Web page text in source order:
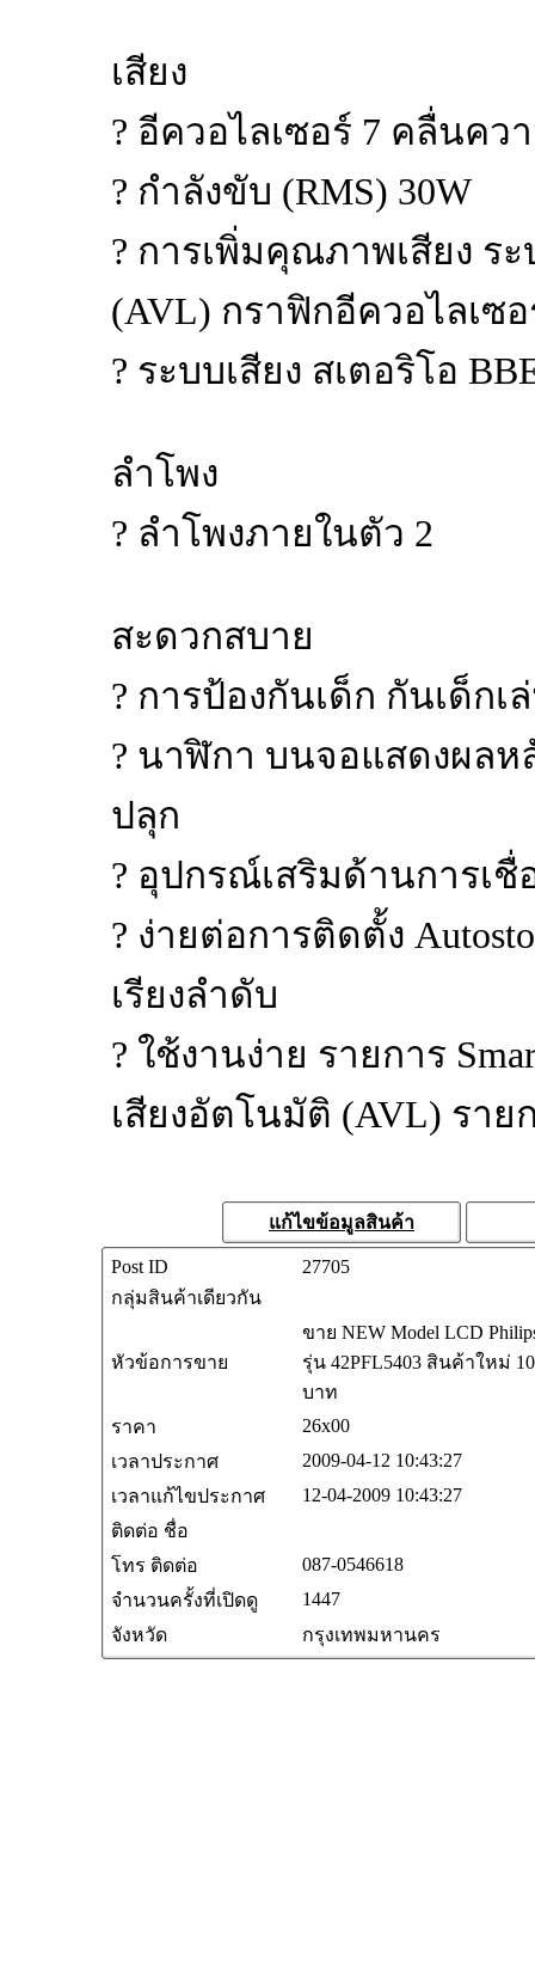
เสียง
? อีควอไลเซอร์ 7 คลื่นคว
? กำลังขับ (RMS) 30W
? การเพิ่มคุณภาพเสียง ร
(AVL) กราฟิกอีควอไลเซอ
? ระบบเสียง สเตอริโอ
ลำโพง
? ลำโพงภายในตัว 2
สะดวกสบาย
? การป้องกันเด็ก กันเด็ก
? นาฬิกา บนจอแสดงผลห
ปลุก
? อุปกรณ์เสริมด้านการเชื่
? ง่ายต่อการติดตั้ง
เรียงลำดับ
? ใช้งานง่าย รายการ
เสียงอัตโนมัติ (AVL) รา
แก้ไขข้อมูลสินค้า
Post ID
27705
กลุ่มสินค้าเดียวกัน
หัวข้อการขาย
ขาย NEW Model LCD
รุ่น 42PFL5403 สินค้าใหม่
บาท
ราคา
26x00
เวลาประกาศ
2009-04-12 10:43:27
เวลาแก้ไขประกาศ
12-04-2009 10:43:27
ติดต่อ ชื่อ
โทร ติดต่อ
087-0546618
จำนวนครั้งที่เปิดดู
1447
จังหวัด
กรุงเทพมหานคร